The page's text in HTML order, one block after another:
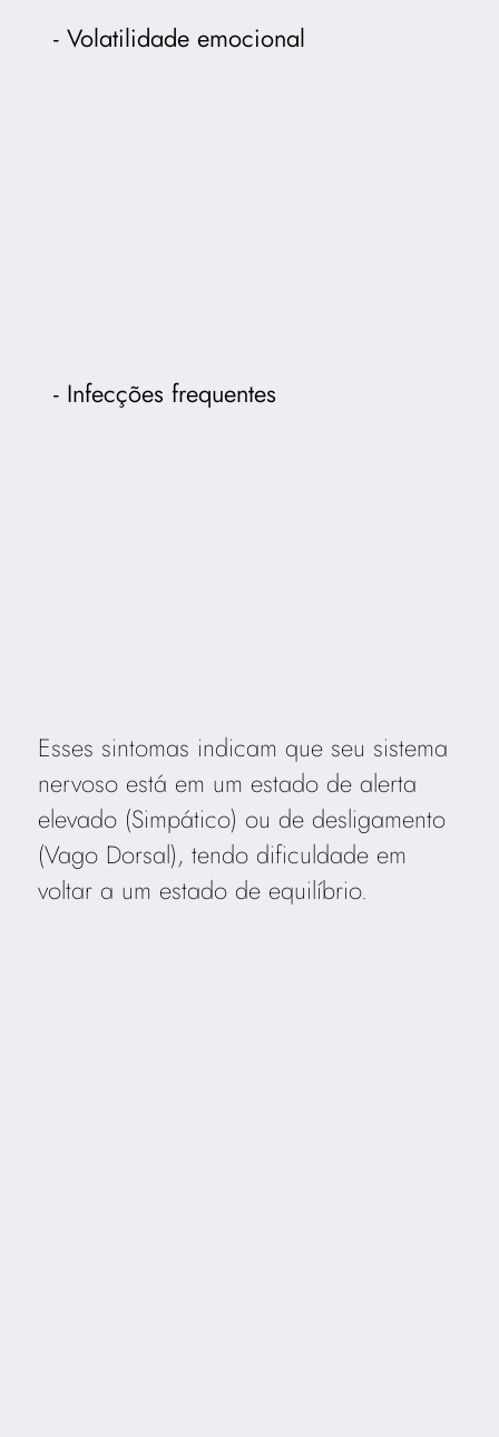
Volatilidade emocional
Infecções frequentes
Esses sintomas indicam que seu sistema
nervoso está em um estado de alerta
elevado (Simpático) ou de desligamento
(Vago Dorsal), tendo dificuldade em
voltar a um estado de equilíbrio.